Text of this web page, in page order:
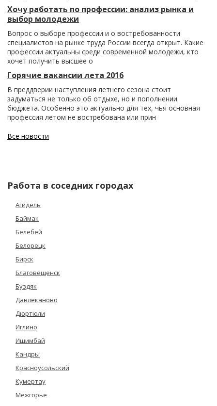
Хочу работать по профессии: анализ рынка и
выбор молодежи
Вопрос о выборе профессии и о востребованности
специалистов на рынке труда России всегда открыт. Какие
профессии актуальны среди современной молодежи, кто
хочет получить высшее о
Горячие вакансии лета 2016
В преддверии наступления летнего сезона стоит
задуматься не только об отдыхе, но и пополнении
бюджета. Особенно это актуально для тех, чья основная
профессия летом не востребована или прин
Все новости
Работа в соседних городах
Агидель
Баймак
Белебей
Белорецк
Бирск
Благовещенск
Буздяк
Давлеканово
Дюртюли
Иглино
Ишимбай
Кандры
Красноусольский
Кумертау
Межгорье